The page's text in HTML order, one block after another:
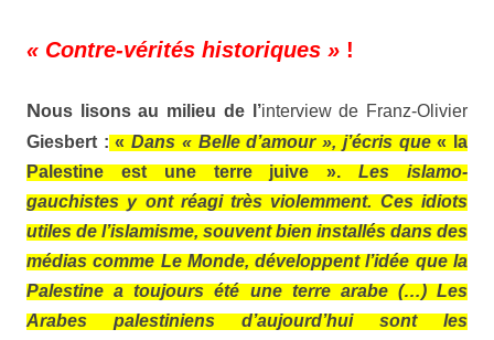
« Contre-vérités historiques » !
Nous lisons au milieu de l’interview de Franz-Olivier
Giesbert : «Dans « Belle d’amour », j’écris que« la
Palestine est une terre juive ».Les islamo-
gauchistes y ont réagi très violemment. Ces idiots
utiles de l’islamisme, souvent bien installés dans des
médias comme Le Monde, développent l’idée que la
Palestine a toujours été une terre arabe (…) Les
Arabes palestiniens d’aujourd’hui sont les